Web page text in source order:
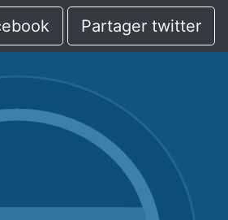
Partager twitter